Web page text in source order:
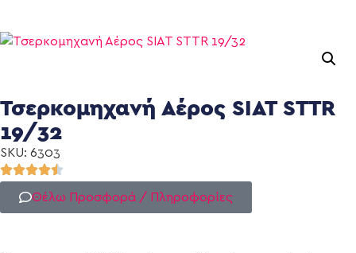
Τσερκομηχανή Αέρος SIAT STTR
19/32
SKU: 6303
Θέλω Προσφορά / Πληροφορίες